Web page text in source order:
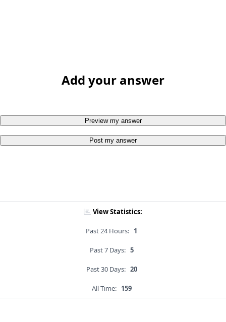
Add your answer
Preview my answer
Post my answer
View Statistics:
Past 24 Hours: 1
Past 7 Days: 5
Past 30 Days: 20
All Time: 159